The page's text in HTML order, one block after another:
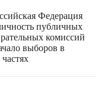
Федерация
публичных
комиссий
выборов в